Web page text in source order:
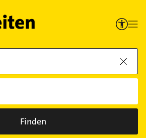
Finden